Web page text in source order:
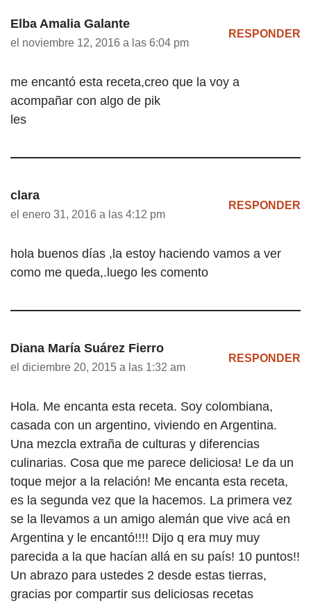
Elba Amalia Galante
el noviembre 12, 2016 a las 6:04 pm
RESPONDER
me encantó esta receta,creo que la voy a
acompañar con algo de pik
les
clara
el enero 31, 2016 a las 4:12 pm
RESPONDER
hola buenos días ,la estoy haciendo vamos a ver
como me queda,.luego les comento
Diana María Suárez Fierro
el diciembre 20, 2015 a las 1:32 am
RESPONDER
Hola. Me encanta esta receta. Soy colombiana,
casada con un argentino, viviendo en Argentina.
Una mezcla extraña de culturas y diferencias
culinarias. Cosa que me parece deliciosa! Le da un
toque mejor a la relación! Me encanta esta receta,
es la segunda vez que la hacemos. La primera vez
se la llevamos a un amigo alemán que vive acá en
Argentina y le encantó!!!! Dijo q era muy muy
parecida a la que hacían allá en su país! 10 puntos!!
Un abrazo para ustedes 2 desde estas tierras,
gracias por compartir sus deliciosas recetas